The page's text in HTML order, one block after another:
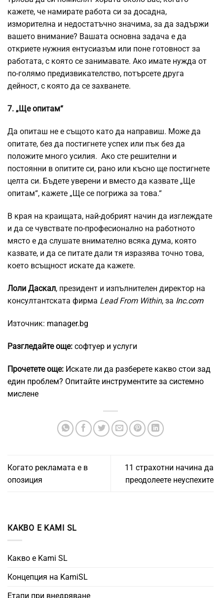
кажете, че намирате работа си за досадна,
изморителна и недостатъчно значима, за да задържи
вашето внимание? Вашата основна задача е да
откриете нужния ентусиазъм или поне готовност за
работата, с която се занимавате. Ако имате нужда от
по-голямо предизвикателство, потърсете друга
дейност, с която да се захванете.
7. „Ще опитам“
Да опиташ не е същото като да направиш. Може да
опитате, без да постигнете успех или пък без да
положите много усилия. Ако сте решителни и
постоянни в опитите си, рано или късно ще постигнете
целта си. Бъдете уверени и вместо да казвате „Ще
опитам“, кажете „Ще се погрижа за това.“
В края на краищата, най-добрият начин да изглеждате
и да се чувствате по-професионално на работното
място е да слушате внимателно всяка дума, която
казвате, и да се питате дали тя изразява точно това,
което всъщност искате да кажете.
Лоли Даскал, президент и изпълнителен директор на
консултантската фирма Lead From Within, за Inc.com
Източник: manager.bg
Разгледайте още: софтуер и услуги
Прочетете още: Искате ли да разберете какво стои зад
един проблем? Опитайте инструментите за системно
мислене
Когато рекламата е в
опозиция
11 страхотни начина да
преодолеете неуспехите
КАКВО Е KAMI SL
Какво е Kami SL
Концепция на KamiSL
Етапи при внедряване